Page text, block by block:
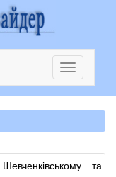
Toggle
navigation
та